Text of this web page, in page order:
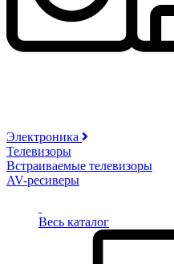
Электроника
Телевизоры
Встраиваемые телевизоры
AV-ресиверы
Весь каталог